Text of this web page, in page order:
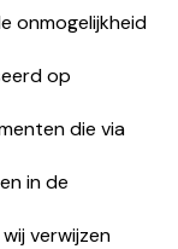
onmogelijkheid
op
die via
in de
verwijzen